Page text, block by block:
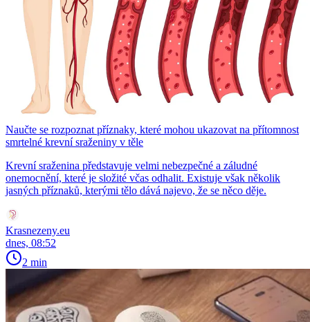
Naučte se rozpoznat příznaky, které mohou ukazovat na přítomnost
smrtelné krevní sraženiny v těle
Krevní sraženina představuje velmi nebezpečné a záludné
onemocnění, které je složité včas odhalit. Existuje však několik
jasných příznaků, kterými tělo dává najevo, že se něco děje.
Krasnezeny.eu
dnes, 08:52
2 min